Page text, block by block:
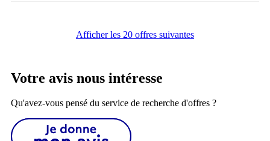
Afficher les 20 offres suivantes
Votre avis nous intéresse
Qu'avez-vous pensé du service de recherche d'offres ?